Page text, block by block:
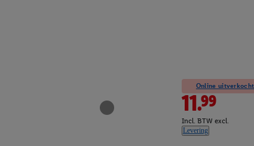
Online
11.99
Incl. BTW excl.
Levering